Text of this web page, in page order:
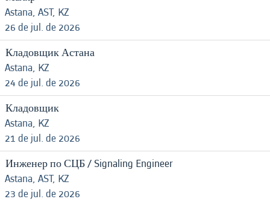
Astana, AST, KZ
26 de jul. de 2026
Кладовщик Астана
Astana, KZ
24 de jul. de 2026
Кладовщик
Astana, KZ
21 de jul. de 2026
Инженер по СЦБ / Signaling Engineer
Astana, AST, KZ
23 de jul. de 2026